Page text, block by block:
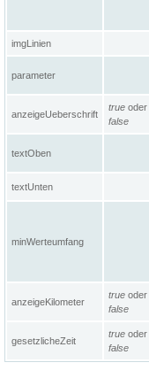
imgLinien
parameter
anzeigeUeberschrift
true oder
false
textOben
textUnten
minWerteumfang
anzeigeKilometer
true oder
false
gesetzlicheZeit
true oder
false